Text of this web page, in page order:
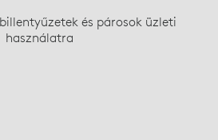
és párosok üzleti
használatra